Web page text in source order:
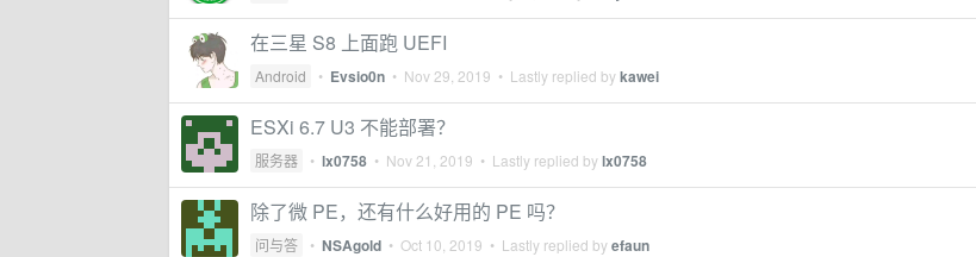
在三星 S8 上面跑 UEFI
Android • Evsio0n • Nov 29, 2019 • Lastly replied bykawei
ESXi 6.7 U3 不能部署？
服务器 • lx0758 • Nov 21, 2019 • Lastly replied bylx0758
除了微 PE，还有什么好用的 PE 吗？
问与答 • NSAgold • Oct 10, 2019 • Lastly replied byefaun